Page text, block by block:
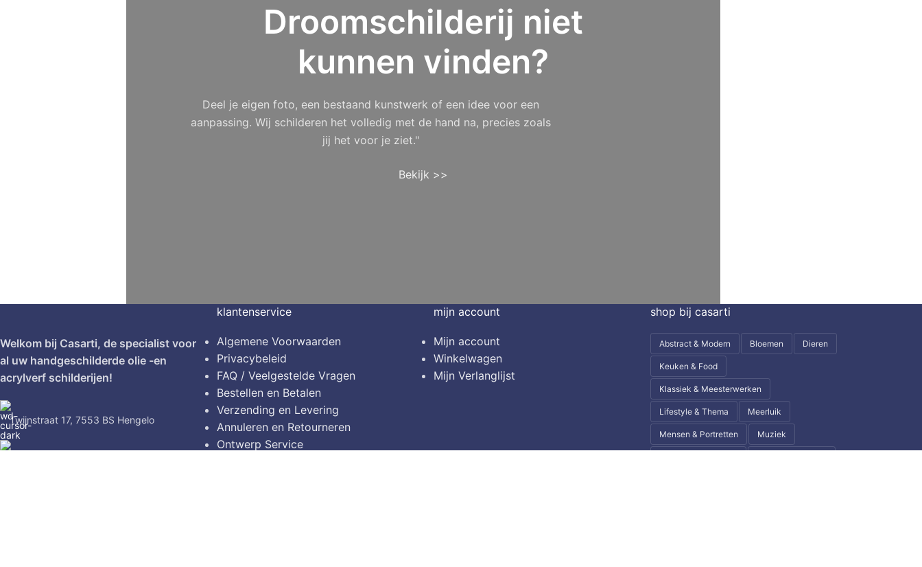
Droomschilderij niet
kunnen vinden?
Deel je eigen foto, een bestaand kunstwerk of een idee voor een
aanpassing. Wij schilderen het volledig met de hand na, precies zoals
jij het voor je ziet."
Bekijk >>
Welkom bij Casarti, de specialist voor
al uw handgeschilderde olie -en
acrylverf schilderijen!
Twijnstraat 17, 7553 BS Hengelo
klantenservice
Algemene Voorwaarden
Privacybeleid
FAQ / Veelgestelde Vragen
Bestellen en Betalen
Verzending en Levering
Annuleren en Retourneren
Ontwerp Service
mijn account
Mijn account
Winkelwagen
Mijn Verlanglijst
shop bij casarti
Abstract & Modern Bloemen Dieren
Keuken & Food
Klassiek & Meesterwerken
Lifestyle & Thema Meerluik
Mensen & Portretten Muziek